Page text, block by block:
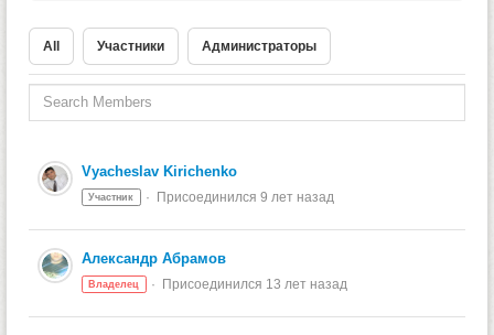
All Участники Администраторы
Vyacheslav Kirichenko
Участник Присоединился 9 лет назад
Александр Абрамов
Владелец Присоединился 13 лет назад